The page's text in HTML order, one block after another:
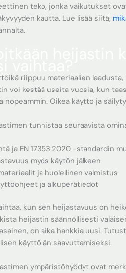
teko, jonka vaikutukset
kautta. Lue lisää siitä,
riippuu materiaalien
voi kestää useita vuosia, kun
nopeammin. Oikea käyttö ja
tunnistaa seuraavista
ja EN 17353:2020 -standardin
myös käytön jälkeen
ja huolellinen valmistus
ja alkuperätiedot
kun sen heijastavuus on
heijastin säännöllisesti
on aika hankkia uusi.
käyttöiän saavuttamiseksi.
ympäristöhyödyt ovat